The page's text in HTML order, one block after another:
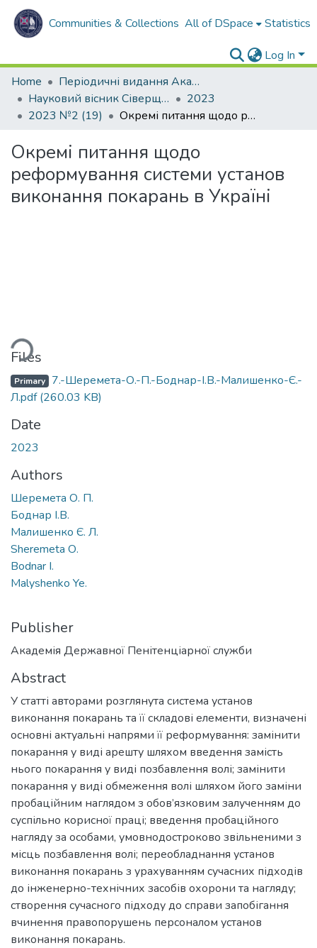
Communities & Collections All of DSpace Statistics
Log In
Home
Періодичні видання Академії
Науковий вісник Сіверщини. Серія: Право.
2023
2023 №2 (19)
Окремі питання щодо реформування системи установ виконання покарань в Україні
Окремі питання щодо
реформування системи установ
виконання покарань в Україні
Files
Primary 7.-Шеремета-О.-П.-Боднар-І.В.-Малишенко-Є.-
Л.pdf(260.03 KB)
Date
2023
Authors
Шеремета О. П.
Боднар І.В.
Малишенко Є. Л.
Sheremeta О.
Bodnar І.
Malyshenko Ye.
Publisher
Академія Державної Пенітенціарної служби
Abstract
У статті авторами розглянута система установ
виконання покарань та її складові елементи, визначені
основні актуальні напрями її реформування: замінити
покарання у виді арешту шляхом введення замість
нього покарання у виді позбавлення волі; замінити
покарання у виді обмеження волі шляхом його заміни
пробаційним наглядом з обов’язковим залученням до
суспільно корисної праці; введення пробаційного
нагляду за особами, умовнодостроково звільненими з
місць позбавлення волі; переобладнання установ
виконання покарань з урахуванням сучасних підходів
до інженерно-технічних засобів охорони та нагляду;
створення сучасного підходу до справи запобігання
вчинення правопорушень персоналом установ
виконання покарань.